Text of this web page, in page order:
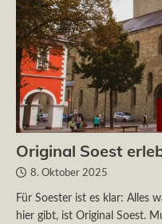
Original Soest
8. Oktober 2025
Für Soester ist es klar: Alles
hier gibt, ist Original Soest.